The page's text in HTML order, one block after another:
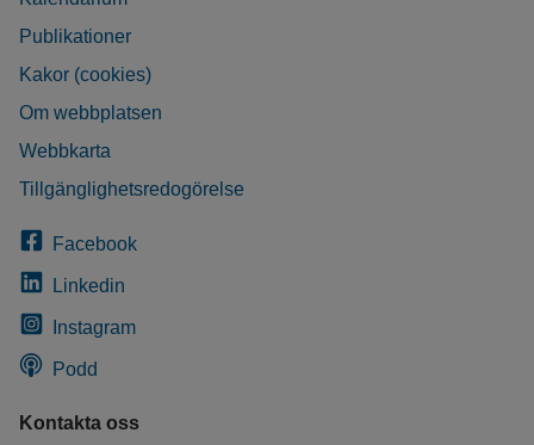
Publikationer
Kakor (cookies)
Om webbplatsen
Webbkarta
Tillgänglighetsredogörelse
Facebook
Linkedin
Instagram
Podd
Kontakta oss